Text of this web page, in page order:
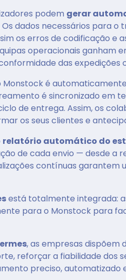
podem gerar
dados necessários para
os erros de codificação e
operacionais ganham
das expedições
é
é sincronizado em
de entrega. Assim, os
os seus clientes e
relatório automático do
de cada envio — desde a
contínuas
está totalmente integrada:
para o Monstock para
, as empresas
reforçar a fiabilidade dos
preciso, automatizado